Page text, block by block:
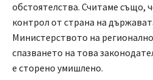
обстоятелства. Считаме също,
контрол от страна на
Министерството на
спазването на това
е сторено умишлено.